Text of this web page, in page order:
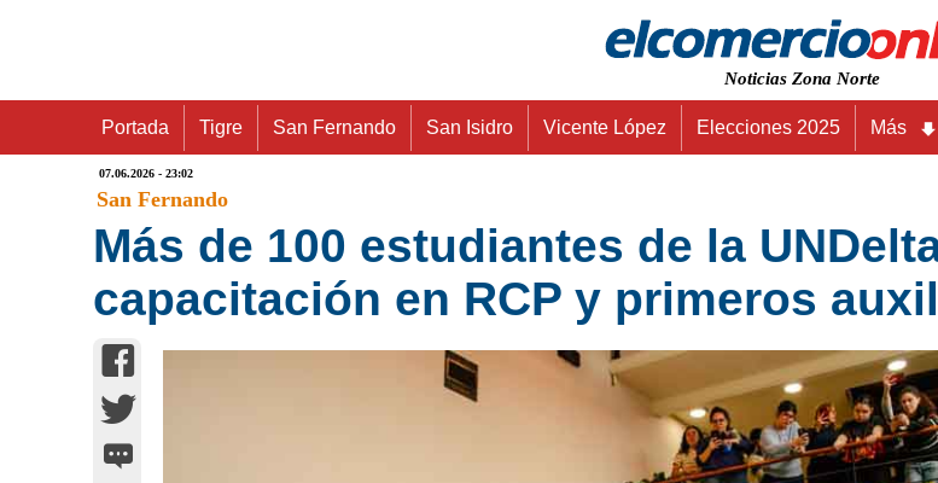
Noticias Zona Norte
Portada Tigre San Fernando San Isidro Vicente López Elecciones 2025 Más
07.06.2026 - 23:02
San Fernando
Más de 100 estudiantes de la
capacitación en RCP y primeros